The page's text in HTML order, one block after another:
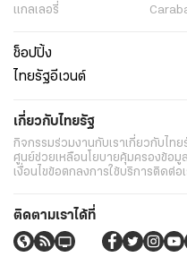
แกลเลอรี่
ช็อปปิ้ง
ไทยรัฐอีเวนต์
เกี่ยวกับไทยรัฐ
กิจกรรมร่วมงานกับเราเกี่ยวกับไทย
ศูนย์ช่วยเหลือนโยบายคุ้มครองข้อ
เงื่อนไขข้อตกลงการใช้บริการติดต่อ
ติดตามเราได้ที่